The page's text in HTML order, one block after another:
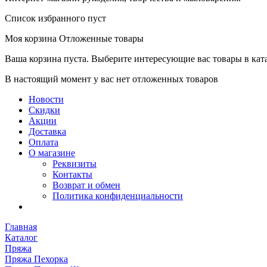
Список избранного пуст
Моя корзина Отложенные товары
Ваша корзина пуста. Выберите интересующие вас товары в
В настоящий момент у вас нет отложенных товаров
Новости
Скидки
Акции
Доставка
Оплата
О магазине
Реквизиты
Контакты
Возврат и обмен
Политика конфиденциальности
Главная
Каталог
Пряжа
Пряжа Пехорка